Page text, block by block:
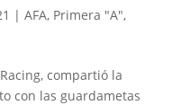
| AFA, Primera "A",
compartió la
con las guardametas